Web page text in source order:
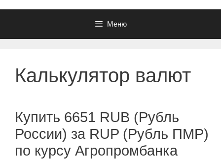
Меню
Калькулятор валют
Купить 6651 RUB (Рубль
России) за RUP (Рубль ПМР)
по курсу Агропромбанка